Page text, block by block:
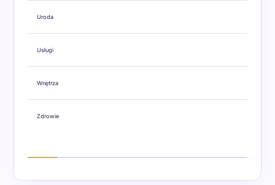
Uroda
Usługi
Wnętrza
Zdrowie